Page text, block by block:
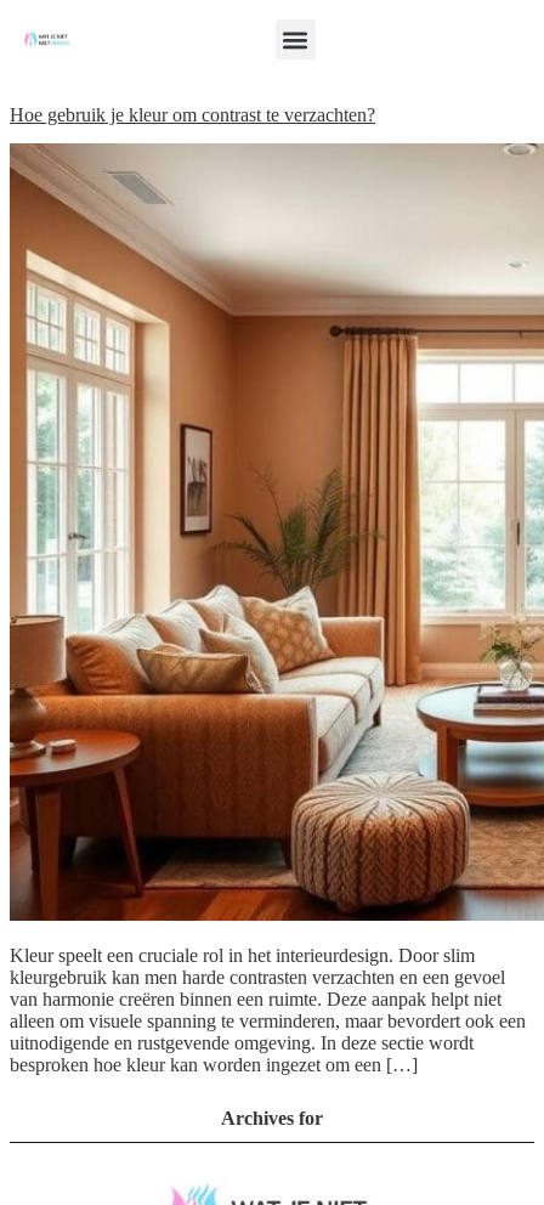
Hoe gebruik je kleur om contrast te verzachten?
Kleur speelt een cruciale rol in het interieurdesign. Door slim
kleurgebruik kan men harde contrasten verzachten en een gevoel
van harmonie creëren binnen een ruimte. Deze aanpak helpt niet
alleen om visuele spanning te verminderen, maar bevordert ook een
uitnodigende en rustgevende omgeving. In deze sectie wordt
besproken hoe kleur kan worden ingezet om een […]
Archives for